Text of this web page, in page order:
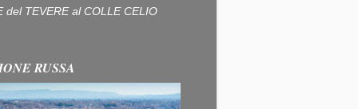
del TEVERE al COLLE CELIO
RUSSA